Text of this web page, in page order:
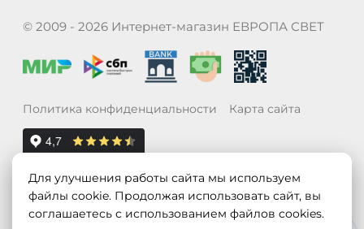
© 2009 - 2026 Интернет-магазин ЕВРОПА СВЕТ
Политика конфиденциальности Карта сайта
Для улучшения работы сайта мы используем
файлы cookie. Продолжая использовать сайт, вы
соглашаетесь с использованием файлов cookies.